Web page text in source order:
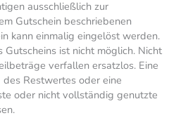
ausschließlich zur
Gutschein beschriebenen
kann einmalig eingelöst werden.
Gutscheins ist nicht möglich. Nicht
verfallen ersatzlos. Eine
Restwertes oder eine
oder nicht vollständig genutzte